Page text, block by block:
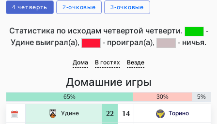
4 четверть 2-очковые 3-очковые
Статистика по исходам четвертой четверти.
-
Удине выиграл(а),
- проиграл(а), - ничья.
Дома В гостях Везде
Домашние игры
65% 30% 5%
Удине 22 14 Торино